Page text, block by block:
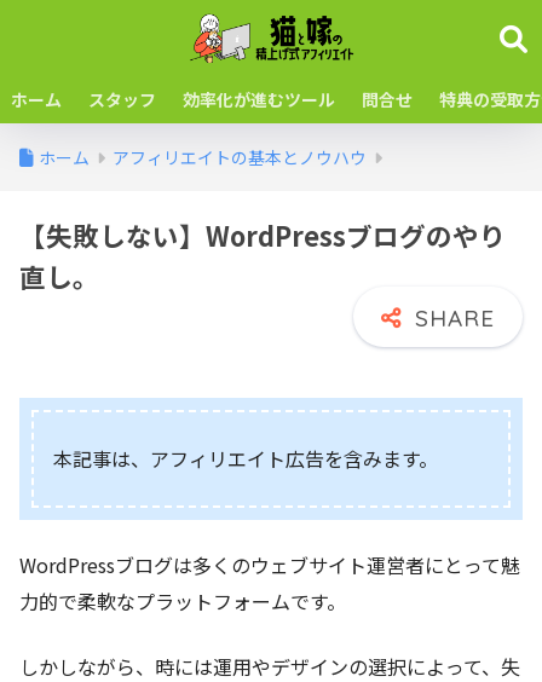
ホーム スタッフ 効率化が進むツール 問合せ 特典の受取
ホーム アフィリエイトの基本とノウハウ
【失敗しない】WordPressブログのやり
直し。
本記事は、アフィリエイト広告を含みます。
WordPressブログは多くのウェブサイト運営者にとって魅
力的で柔軟なプラットフォームです。
しかしながら、時には運用やデザインの選択によって、失